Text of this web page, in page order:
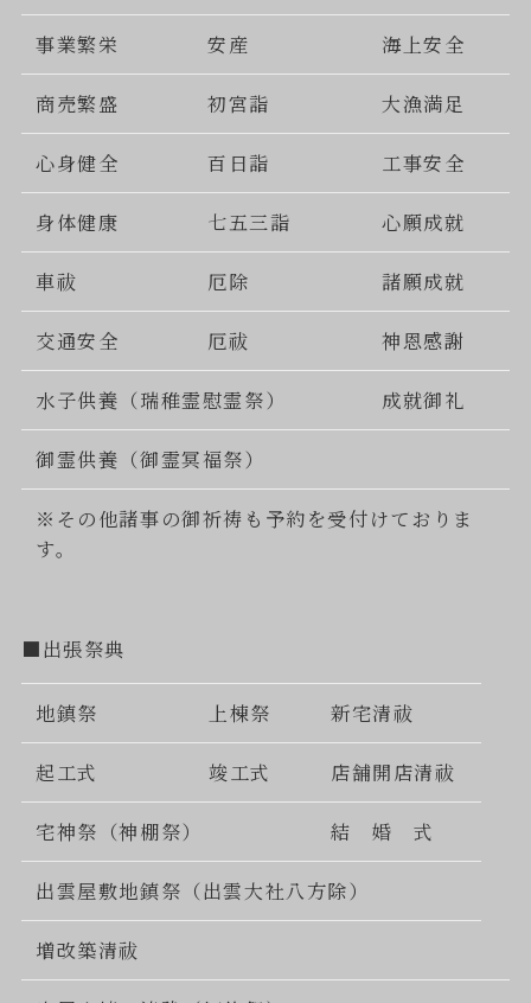
事業繁栄 安産 海上安全
商売繁盛 初宮詣 大漁満足
心身健全 百日詣 工事安全
身体健康 七五三詣 心願成就
車祓 厄除 諸願成就
交通安全 厄祓 神恩感謝
水子供養（瑞稚霊慰霊祭） 成就御礼
御霊供養（御霊冥福祭）
※その他諸事の御祈祷も予約を受付けておりま
す。
■出張祭典
地鎮祭 上棟祭 新宅清祓
起工式 竣工式 店舗開店清祓
宅神祭（神棚祭） 結 婚 式
出雲屋敷地鎮祭（出雲大社八方除）
増改築清祓